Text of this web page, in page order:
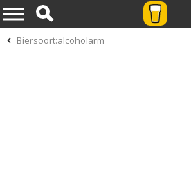
Biersoort:alcoholarm